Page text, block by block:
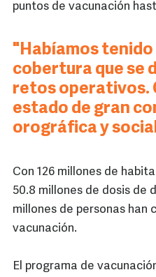
puntos de vacunación
"Habíamos tenido
cobertura que se
retos operativos.
estado de gran
orográfica y
Con 126 millones de
50.8 millones de dosis de
millones de personas han
vacunación.
El programa de